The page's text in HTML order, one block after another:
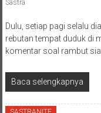
Sastra
Dulu, setiap pagi selalu
rebutan tempat duduk di
komentar soal rambut
Baca selengkapnya